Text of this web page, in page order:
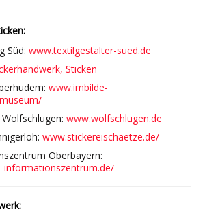
Süd: www.textilgestalter-sued.de
Sticken
www.imbilde-
www.wolfschlugen.de
www.stickereischaetze.de/
Oberbayern: